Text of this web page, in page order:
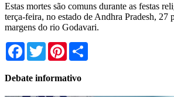
Estas mortes são comuns durante as festas
terça-feira, no estado de Andhra Pradesh, 27
margens do rio Godavari.
Facebook
TwitterPinterest
Debate informativo